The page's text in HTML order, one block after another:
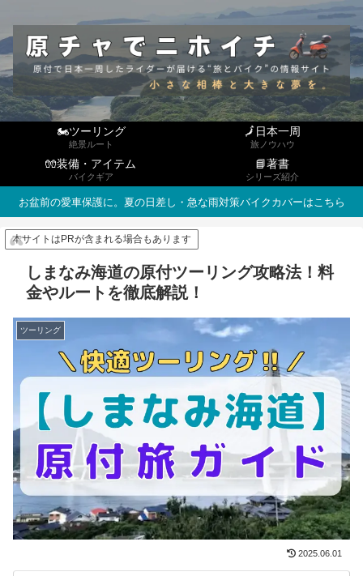
🏍ツーリング
絶景ルート
🗾日本一周
旅ノウハウ
🧤装備・アイテム
バイクギア
📘著書
シリーズ紹介
お盆前の愛車保護に。夏の日差し・急な雨対策バイクカバーはこちら
本サイトはPRが含まれる場合もあります
しまなみ海道の原付ツーリング攻略法！料
金やルートを徹底解説！
ツーリング
2025.06.01